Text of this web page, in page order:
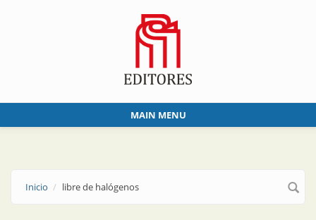
MAIN MENU
Inicio libre de halógenos